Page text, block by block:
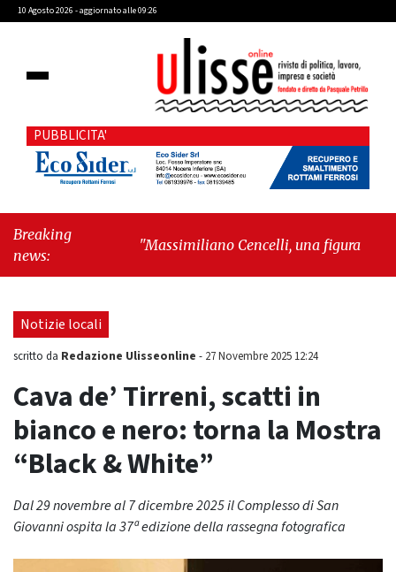
10 Agosto 2026 - aggiornato alle 09:26
PUBBLICITA'
Breaking
news:
"Massimiliano Cencelli, una figura quasi
fanno spazio alla natura"
Notizie locali
scritto da Redazione Ulisseonline - 27 Novembre 2025 12:24
Cava de’ Tirreni, scatti in
bianco e nero: torna la Mostra
“Black & White”
Dal 29 novembre al 7 dicembre 2025 il Complesso di San
Giovanni ospita la 37ª edizione della rassegna fotografica